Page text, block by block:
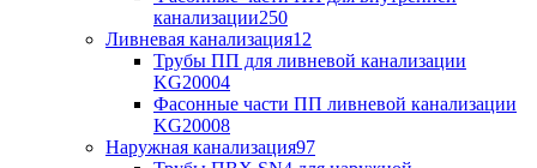
канализации250
Ливневая канализация12
Трубы ПП для ливневой канализации
KG20004
Фасонные части ПП ливневой канализации
KG20008
Наружная канализация97